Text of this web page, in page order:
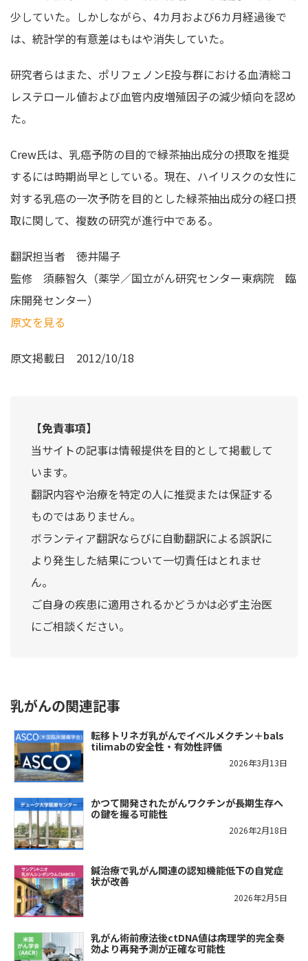
少していた。しかしながら、4カ月および6カ月経過後で
は、統計学的有意差はもはや消失していた。
研究者らはまた、ポリフェノンE投与群における血清総コ
レステロール値および血管内皮増殖因子の減少傾向を認め
た。
Crew氏は、乳癌予防の目的で緑茶抽出成分の摂取を推奨
するには時期尚早としている。現在、ハイリスクの女性に
対する乳癌の一次予防を目的とした緑茶抽出成分の経口摂
取に関して、複数の研究が進行中である。
翻訳担当者 徳井陽子
監修 須藤智久（薬学／国立がん研究センター東病院 臨
床開発センター）
原文を見る
原文掲載日 2012/10/18
【免責事項】
当サイトの記事は情報提供を目的として掲載して
います。
翻訳内容や治療を特定の人に推奨または保証する
ものではありません。
ボランティア翻訳ならびに自動翻訳による誤訳に
より発生した結果について一切責任はとれませ
ん。
ご自身の疾患に適用されるかどうかは必ず主治医
にご相談ください。
乳がんの関連記事
転移トリネガ乳がんでイベルメクチン＋bals
tilimabの安全性・有効性評価
2026年3月13日
かつて開発されたがんワクチンが長期生存へ
の鍵を握る可能性
2026年2月18日
鍼治療で乳がん関連の認知機能低下の自覚症
状が改善
2026年2月5日
乳がん術前療法後ctDNA値は病理学的完全奏
効より再発予測が正確な可能性